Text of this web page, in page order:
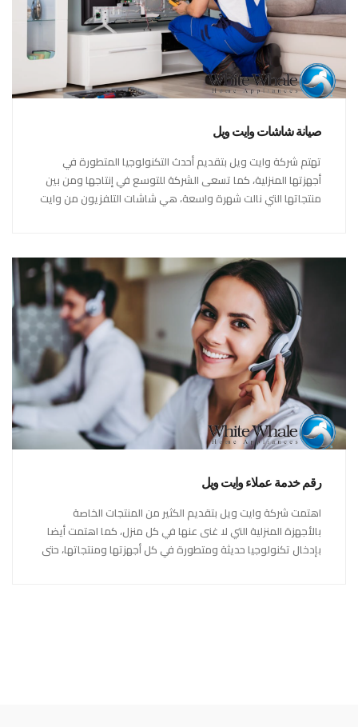
صيانة شاشات وايت ويل
تهتم شركة وايت ويل بتقديم أحدث التكنولوجيا المتطورة في
أجهزتها المنزلية، كما تسعى الشركة للتوسع في إنتاجها ومن بين
منتجاتها التي نالت شهرة واسعة، هي شاشات التلفزيون من وايت
رقم خدمة عملاء وايت ويل
اهتمت شركة وايت ويل بتقديم الكثير من المنتجات الخاصة
بالأجهزة المنزلية التي لا غنى عنها في كل منزل، كما اهتمت أيضا
بإدخال تكنولوجيا حديثة ومتطورة في كل أجهزتها ومنتجاتها، حتى